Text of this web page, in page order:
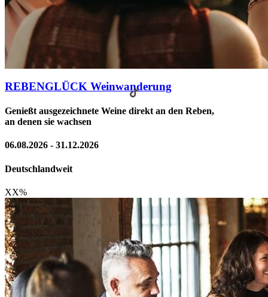
REBENGLÜCK Weinwanderung
Genießt ausgezeichnete Weine direkt an den Reben,
an denen sie wachsen
06.08.2026 - 31.12.2026
Deutschlandweit
XX%